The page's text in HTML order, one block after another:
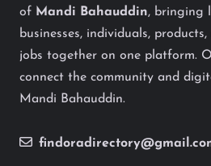
of Mandi Bahauddin, bringing
businesses, individuals,
jobs together on one platform.
connect the community and
Mandi Bahauddin.